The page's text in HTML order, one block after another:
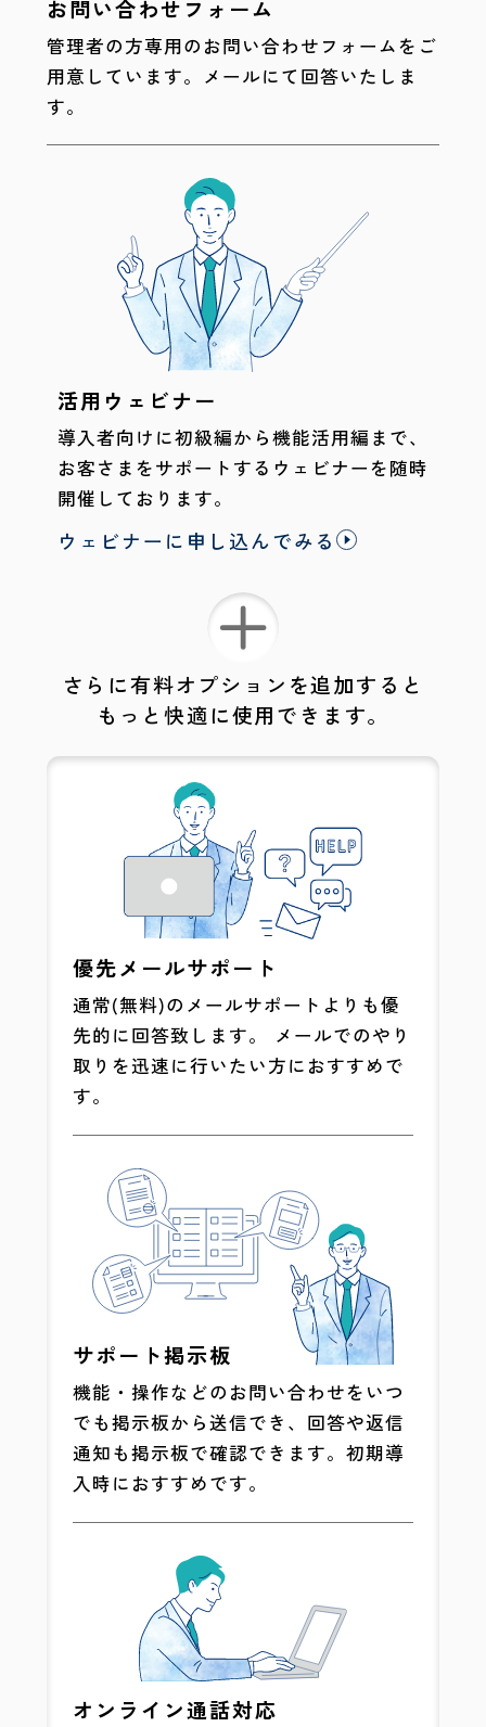
お問い合わせフォーム
管理者の方専用のお問い合わせフォームをご
用意しています。メールにて回答いたしま
す。
活用ウェビナー
導入者向けに初級編から機能活用編まで、
お客さまをサポートするウェビナーを随時
開催しております。
ウェビナーに申し込んでみる
さらに有料オプションを追加すると
もっと快適に使用できます。
優先メールサポート
通常(無料)のメールサポートよりも優
先的に回答致します。 メールでのやり
取りを迅速に行いたい方におすすめで
す。
サポート掲示板
機能・操作などのお問い合わせをいつ
でも掲示板から送信でき、回答や返信
通知も掲示板で確認できます。初期導
入時におすすめです。
オンライン通話対応